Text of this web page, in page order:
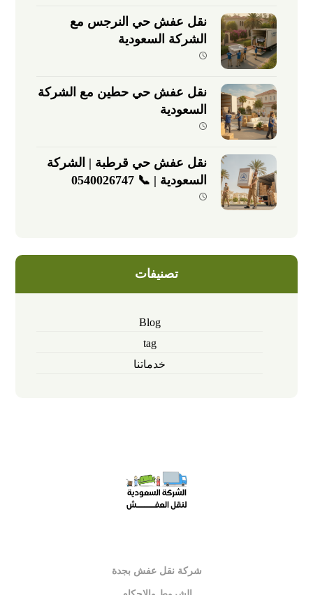
نقل عفش حي النرجس مع
الشركة السعودية
نقل عفش حي حطين مع الشركة
السعودية
نقل عفش حي قرطبة | الشركة
السعودية | 📞 0540026747
تصنيفات
Blog
tag
خدماتنا
شركة نقل عفش بجدة